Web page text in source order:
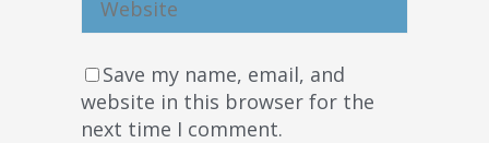
Save my name, email, and
website in this browser for the
next time I comment.